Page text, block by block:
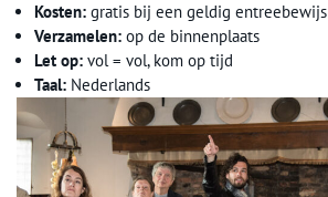
Kosten: gratis bij een geldig entreebewijs
Verzamelen: op de binnenplaats
Let op: vol = vol, kom op tijd
Taal: Nederlands